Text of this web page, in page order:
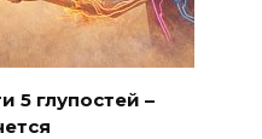
5 глупостей –